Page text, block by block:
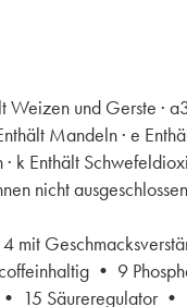
und Gerste ·
Mandeln · e
· k Enthält
nicht
• 9
15 Säureregulator